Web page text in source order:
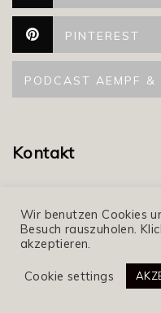
PINTEREST
PODCAST AEMPF &
Kontakt
Fotografiert von
Wir benutzen Cookies
Besuch rauszuholen.
akzeptieren.
Cookie settings